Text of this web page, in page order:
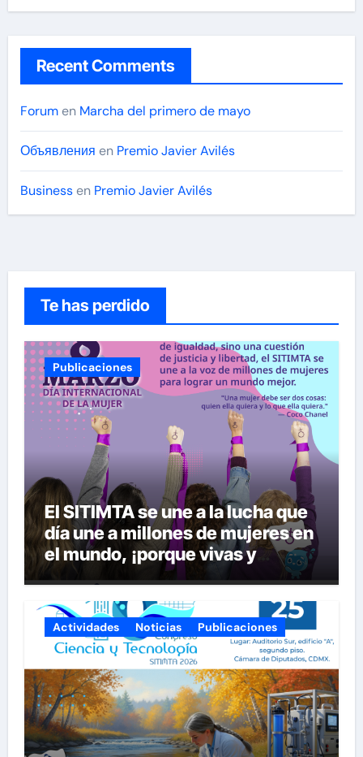
Recent Comments
Forumen Marcha del primero de mayo
Объявления en Premio Javier Avilés
Businessen Premio Javier Avilés
Te has perdido
Publicaciones
El SITIMTA se une a la lucha que
día une a millones de mujeres en
el mundo, ¡porque vivas y
seguras nos queremos!
Actividades Noticias Publicaciones